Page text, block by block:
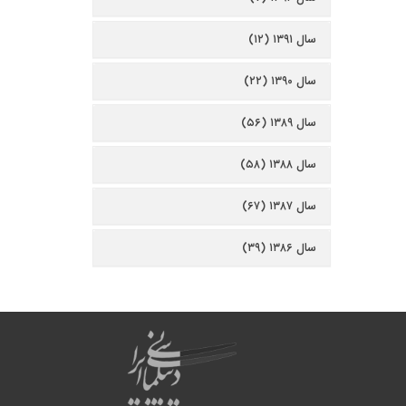
سال ۱۳۹۱ (۱۲)
سال ۱۳۹۰ (۲۲)
سال ۱۳۸۹ (۵۶)
سال ۱۳۸۸ (۵۸)
سال ۱۳۸۷ (۶۷)
سال ۱۳۸۶ (۳۹)